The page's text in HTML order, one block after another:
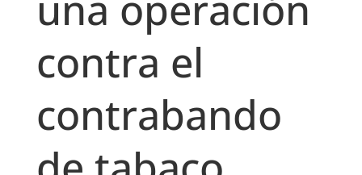
contra el
contrabando